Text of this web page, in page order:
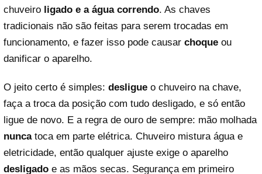
chuveiro ligado e a água correndo. As chaves
tradicionais não são feitas para serem trocadas em
funcionamento, e fazer isso pode causar choque ou
danificar o aparelho.
O jeito certo é simples: desligue o chuveiro na chave,
faça a troca da posição com tudo desligado, e só então
ligue de novo. E a regra de ouro de sempre: mão molhada
nuncatoca em parte elétrica. Chuveiro mistura água e
eletricidade, então qualquer ajuste exige o aparelho
desligado e as mãos secas. Segurança em primeiro